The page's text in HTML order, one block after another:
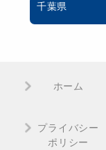
千葉県
ホーム
プライバシー
ポリシー